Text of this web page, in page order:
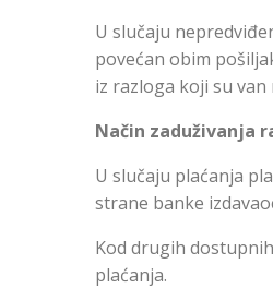
U slučaju
povećan obim
iz razloga koji su
Način zaduživanja
U slučaju plaćanja
strane banke
Kod drugih
plaćanja.